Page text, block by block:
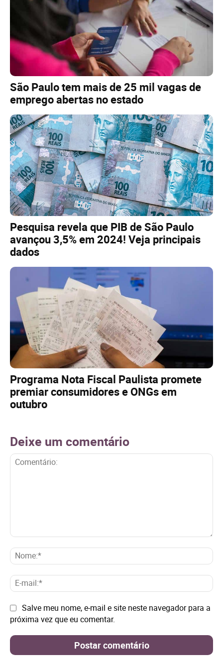
São Paulo tem mais de 25 mil vagas de
emprego abertas no estado
Pesquisa revela que PIB de São Paulo
avançou 3,5% em 2024! Veja principais
dados
Programa Nota Fiscal Paulista promete
premiar consumidores e ONGs em
outubro
Deixe um comentário
E-
Site: Salve meu nome, e-mail e site neste navegador para a
próxima vez que eu comentar.